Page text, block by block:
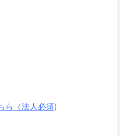
ら（法人必須)